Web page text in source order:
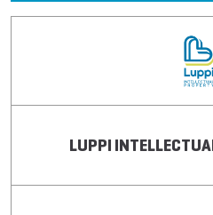
LUPPI